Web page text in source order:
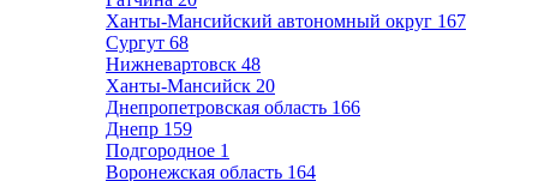
Ханты-Мансийский автономный округ 167
Сургут 68
Нижневартовск 48
Ханты-Мансийск 20
Днепропетровская область 166
Днепр 159
Подгородное 1
Воронежская область 164